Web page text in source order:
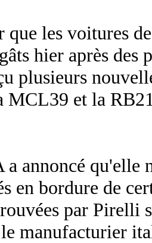
que les voitures
hier après des
plusieurs
MCL39 et la
annoncé qu'elle
en bordure de
par Pirelli
manufacturier